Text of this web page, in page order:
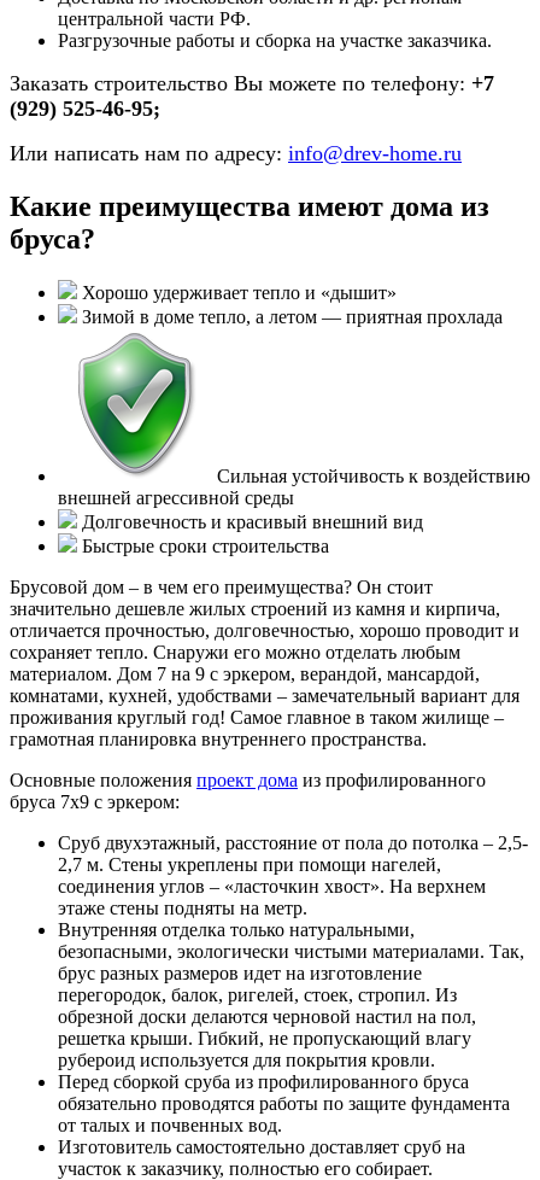
центральной части РФ.
Разгрузочные работы и сборка на участке заказчика.
Заказать строительство Вы можете по телефону: +7
(929) 525-46-95;
Или написать нам по адресу: info@drev-home.ru
Какие преимущества имеют дома из
бруса?
Хорошо удерживает тепло и «дышит»
Зимой в доме тепло, а летом — приятная прохлада
Сильная устойчивость к воздействию
внешней агрессивной среды
Долговечность и красивый внешний вид
Быстрые сроки строительства
Брусовой дом – в чем его преимущества? Он стоит
значительно дешевле жилых строений из камня и кирпича,
отличается прочностью, долговечностью, хорошо проводит и
сохраняет тепло. Снаружи его можно отделать любым
материалом. Дом 7 на 9 с эркером, верандой, мансардой,
комнатами, кухней, удобствами – замечательный вариант для
проживания круглый год! Самое главное в таком жилище –
грамотная планировка внутреннего пространства.
Основные положения проект дома из профилированного
бруса 7х9 с эркером:
Сруб двухэтажный, расстояние от пола до потолка – 2,5-
2,7 м. Стены укреплены при помощи нагелей,
соединения углов – «ласточкин хвост». На верхнем
этаже стены подняты на метр.
Внутренняя отделка только натуральными,
безопасными, экологически чистыми материалами. Так,
брус разных размеров идет на изготовление
перегородок, балок, ригелей, стоек, стропил. Из
обрезной доски делаются черновой настил на пол,
решетка крыши. Гибкий, не пропускающий влагу
рубероид используется для покрытия кровли.
Перед сборкой сруба из профилированного бруса
обязательно проводятся работы по защите фундамента
от талых и почвенных вод.
Изготовитель самостоятельно доставляет сруб на
участок к заказчику, полностью его собирает.